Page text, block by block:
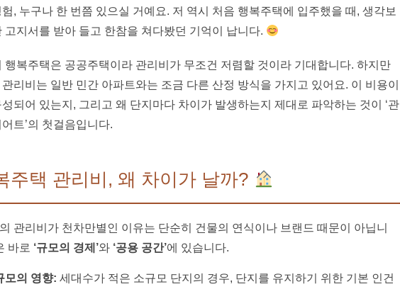
, 누구나 한 번쯤 있으실 거예요. 저 역시 처음 행복주택에 입주했을 때, 생각보
고지서를 받아 들고 한참을 쳐다봤던 기억이 납니다.
행복주택은 공공주택이라 관리비가 무조건 저렴할 것이라 기대합니다. 하지만
리비는 일반 민간 아파트와는 조금 다른 산정 방식을 가지고 있어요. 이 비용이
되어 있는지, 그리고 왜 단지마다 차이가 발생하는지 제대로 파악하는 것이 ‘관
트’의 첫걸음입니다.
주택 관리비, 왜 차이가 날까?
관리비가 천차만별인 이유는 단순히 건물의 연식이나 브랜드 때문이 아닙니
바로 ‘규모의 경제’와 ‘공용 공간’에 있습니다.
모의 영향: 세대수가 적은 소규모 단지의 경우, 단지를 유지하기 위한 기본 인건